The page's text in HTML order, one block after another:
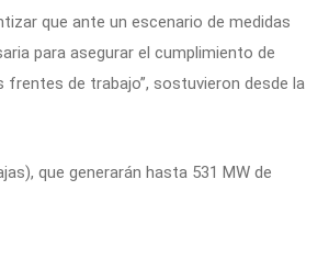
que ante un escenario de medidas
para asegurar el cumplimiento de
de trabajo”, sostuvieron desde la
que generarán hasta 531 MW de